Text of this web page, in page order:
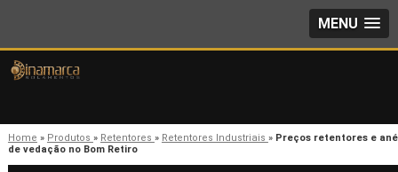
MENU
Home » Produtos » Retentores » Retentores Industriais » Preços retentores e
de vedação no Bom Retiro